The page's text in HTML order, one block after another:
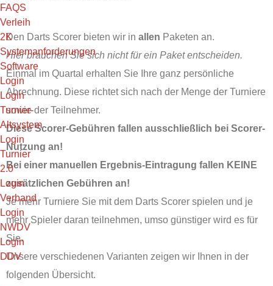
FAQS
Verleih
2K
Systemanforderungen
Software
Login
Login
Turnier-
Altsystem
Login
Turnier
2.0
Login
Verband
Login
NWDV
Login
DDV
Den Darts Scorer bieten wir in allen Paketen an.
Hier brauchen Sie sich nicht für ein Paket entscheiden.
Einmal im Quartal erhalten Sie Ihre ganz persönliche
Abrechnung. Diese richtet sich nach der Menge der Turniere
sowie der Teilnehmer.
Diese Scorer-Gebühren fallen ausschließlich bei Scorer-
Nutzung an!
Bei einer manuellen Ergebnis-Eintragung fallen KEINE
zusätzlichen Gebühren an!
Je mehr Turniere Sie mit dem Darts Scorer spielen und je
mehr Spieler daran teilnehmen, umso günstiger wird es für
Sie.
Unsere verschiedenen Varianten zeigen wir Ihnen in der
folgenden Übersicht.